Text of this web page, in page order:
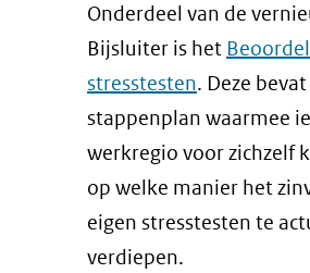
Onderdeel van de
Bijsluiter is het
stresstesten. Deze
stappenplan waarmee
werkregio voor zichzelf
op welke manier het
eigen stresstesten te
verdiepen.